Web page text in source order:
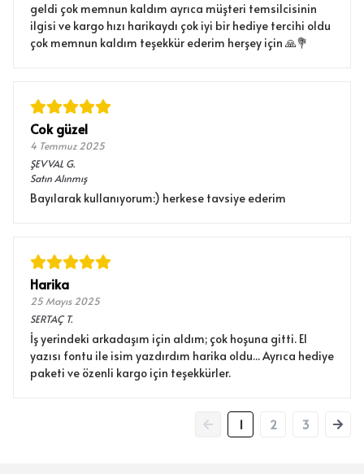
geldi çok memnun kaldım ayrıca müşteri temsilcisinin
ilgisi ve kargo hızı harikaydı çok iyi bir hediye tercihi oldu
çok memnun kaldım teşekkür ederim herşey için 🙏💐
Cok güzel
4 Temmuz 2025
ŞEVVAL G.
Satın Alınmış
Bayılarak kullanıyorum:) herkese tavsiye ederim
Harika
25 Mayıs 2025
SERTAÇ T.
İş yerindeki arkadaşım için aldım; çok hoşuna gitti. El
yazısı fontu ile isim yazdırdım harika oldu... Ayrıca hediye
paketi ve özenli kargo için teşekkürler.
1 2 3